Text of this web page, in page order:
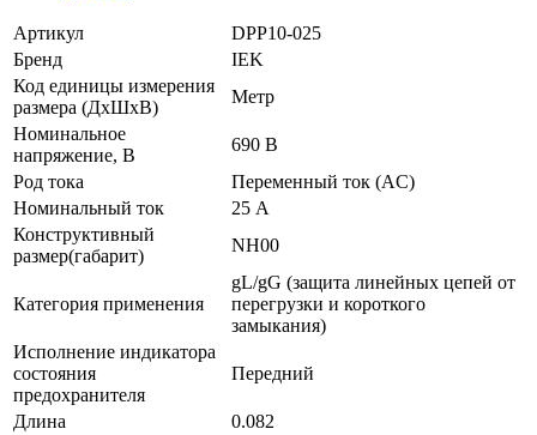
Артикул
DPP10-025
Бренд
IEK
Код единицы измерения
размера (ДхШхВ)
Метр
Номинальное
напряжение, В
690 В
Род тока
Переменный ток (AC)
Номинальный ток
25 А
Конструктивный
размер(габарит)
NH00
Категория применения
gL/gG (защита линейных цепей от
перегрузки и короткого
замыкания)
Исполнение индикатора
состояния
предохранителя
Передний
Длина
0.082